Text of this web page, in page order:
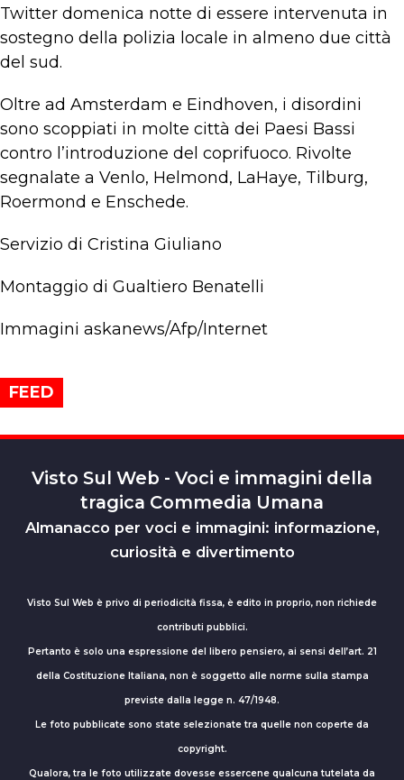
Twitter domenica notte di essere intervenuta in
sostegno della polizia locale in almeno due città
del sud.
Oltre ad Amsterdam e Eindhoven, i disordini
sono scoppiati in molte città dei Paesi Bassi
contro l’introduzione del coprifuoco. Rivolte
segnalate a Venlo, Helmond, LaHaye, Tilburg,
Roermond e Enschede.
Servizio di Cristina Giuliano
Montaggio di Gualtiero Benatelli
Immagini askanews/Afp/Internet
FEED
Visto Sul Web - Voci e immagini della
tragica Commedia Umana
Almanacco per voci e immagini: informazione,
curiosità e divertimento
Visto Sul Web è privo di periodicità fissa, è edito in proprio, non richiede
contributi pubblici.
Pertanto è solo una espressione del libero pensiero, ai sensi dell’art. 21
della Costituzione Italiana, non è soggetto alle norme sulla stampa
previste dalla legge n. 47/1948.
Le foto pubblicate sono state selezionate tra quelle non coperte da
copyright.
Qualora, tra le foto utilizzate dovesse essercene qualcuna tutelata da